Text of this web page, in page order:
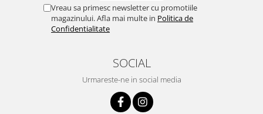
Vreau sa primesc newsletter cu promotiile
magazinului. Afla mai multe in Politica de
Confidentialitate
SOCIAL
Urmareste-ne in social media